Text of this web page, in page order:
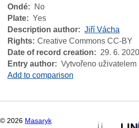
Ondé
No
Plate
Yes
Description author
Jiří Vácha
Rights Creative Commons CC-BY
Date of record creation
29. 6. 2020
Entry author
Vytvořeno uživatelem
Add to comparison
© 2026 Masaryk